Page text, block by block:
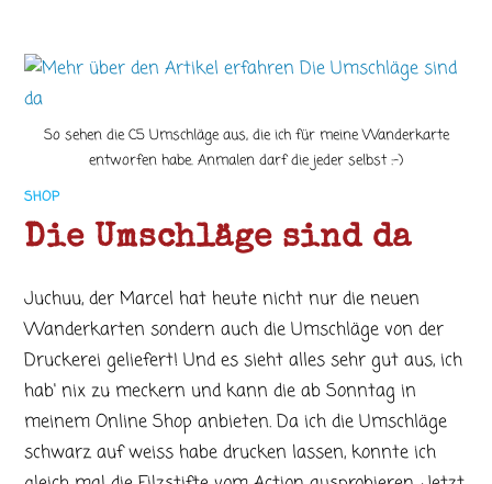
So sehen die C5 Umschläge aus, die ich für meine Wanderkarte
entworfen habe. Anmalen darf die jeder selbst :-)
SHOP
Die Umschläge sind da
Juchuu, der Marcel hat heute nicht nur die neuen
Wanderkarten sondern auch die Umschläge von der
Druckerei geliefert! Und es sieht alles sehr gut aus, ich
hab' nix zu meckern und kann die ab Sonntag in
meinem Online Shop anbieten. Da ich die Umschläge
schwarz auf weiss habe drucken lassen, konnte ich